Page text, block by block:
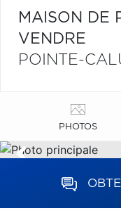
MAISON DE
VENDRE
POINTE-
PHOTOS